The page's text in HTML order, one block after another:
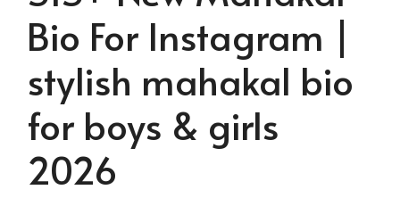
Bio For Instagram |
stylish mahakal bio
for boys & girls
2026